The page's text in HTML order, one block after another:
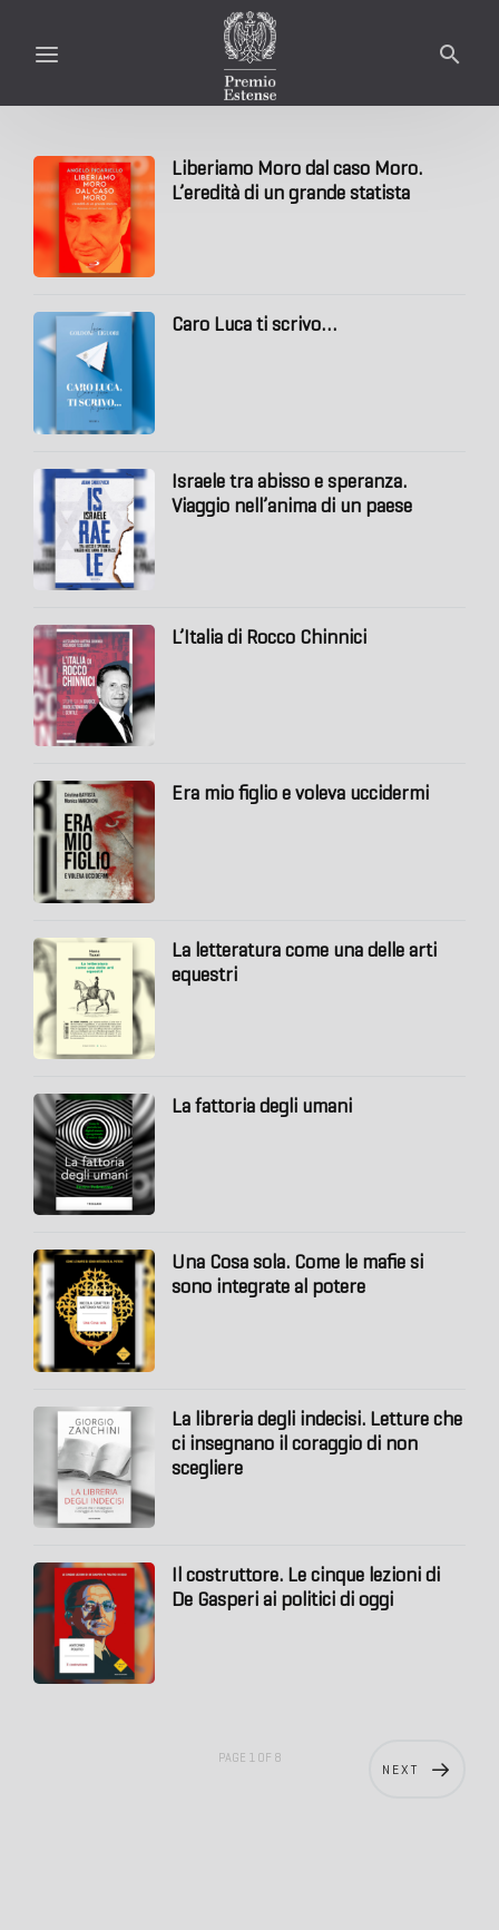
Liberiamo Moro dal caso Moro.
L’eredità di un grande statista
Caro Luca ti scrivo…
Israele tra abisso e speranza.
Viaggio nell’anima di un paese
L’Italia di Rocco Chinnici
Era mio figlio e voleva uccidermi
La letteratura come una delle arti
equestri
La fattoria degli umani
Una Cosa sola. Come le mafie si
sono integrate al potere
La libreria degli indecisi. Letture che
ci insegnano il coraggio di non
scegliere
Il costruttore. Le cinque lezioni di
De Gasperi ai politici di oggi
NEXT
PAGE 1 OF 8